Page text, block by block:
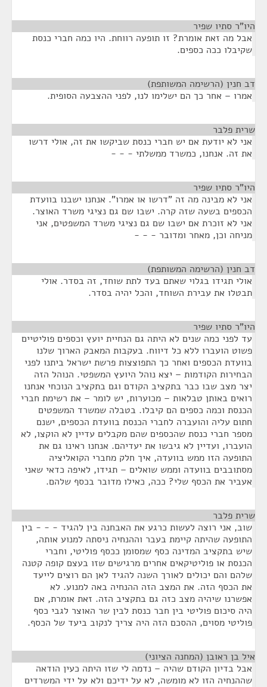
היו"ר סתיו שפיר
אבל מה זאת אומרת? זו תופעה רווחת. היו כמה חברי כנסת
שקיבלו ככה כספים.
דב חנין (הרשימה המשותפת)
אמרו – אחר כך הם ישלימו לנו, לפני ההצבעה הסופית.
שרית פלבר
אני לא יודעת אם יש חברי כנסת שביקשו את זה, אולי דרשו
את זה. אנחנו, כמשרד ממשלתי - - -
היו"ר סתיו שפיר
אני לא מבינה מה זה "דרשו או אמרו". אנחנו ישבנו בוועדת
הכספים בשעה שזה קרה. ישבו שם גם נציגי משרד האוצר.
אני לא זוכרת אם ישבו שם גם נציגי משרד המשפטים, אני
מניחה וכן, מאחר ומדובר - - -
דב חנין (הרשימה המשותפת)
אולי תגידו בגלוי שאתם בעד לתת שוחד, זה בסדר. אולי
תבטלו את עבירת השוחד, והכל יהיה בסדר.
היו"ר סתיו שפיר
עד לפני כמה שנים לא היתה גם הנחיית יועץ וכספים פוליטיים
פשוט הועברו ללא כל דיווח. בעקבות המאבק הארוך שלנו
בוועדת הכספים ואחר כך התפוצצות פרשת ישראל ביתנו לפני
הבחירות הקודמות – יצא נוהל היועץ המשפטי. הנוהל הזה
יצר מצב שבו כבר בתקציב הקודם וגם בתקציב הנוכחי אנחנו
רואים באותן טבלאות – מכוערות, יש לומר – את רשימת חברי
הכנסת וכמה כספים הם קיבלו. בטבלה שמשרד המשפטים
חתום עליה והועברה לחברי הכנסת בוועדת הכספים, ישנם
מספר חברי כנסת שהכספים שהם מקבלים עדיין לא הוקצו, לא
הועברו, ועדיין לא גיבשו את יעדיהם. אנחנו ראינו גם את
התופעה הזו ממש בוועדה, איך חלק מחברי הקואליציה
מסתובבים בוועדה וממש שואלים – תגידו, לאיפה כדאי שאני
אעביר את הכסף שלי? ככה, כאילו מדובר בכסף שלהם.
שרית פלבר
שוב, אני רוצה לעשות כרגע את האבחנה בין להגיד - - - בין
התופעה שהיתה קיימת בעבר וההנחיה ניסתה למנוע אותה,
שיש בתקציב המדינה כסף שמסומן ככסף פוליטי, וחברי
הכנסת או פוליטיקאים אחרים מרגישים שזו בעצם קופה קטנה
שלהם והם יכולים לאורך השנה להגיד לאן הם רוצים לייעד
את הכסף הזה. את המצב הזה ההנחיה באה למנוע. לא
אפשרנו שיהיה מצב כזה גם בתקציב הזה. זאת אומרת, אם
היה סיכום פוליטי בין חבר כנסת לבין שר האוצר לגבי כסף
פוליטי מסוים, ההסכם הזה היה צריך לנקוב ביעד של הכסף.
איל בן ראובן (המחנה הציוני)
אבל בדיון הקודם שהיה – נדמה לי שזו היתה כעין הודאה
שההנחיה הזו לא מומשה, לא על ידיכם ולא על ידי המשרדים